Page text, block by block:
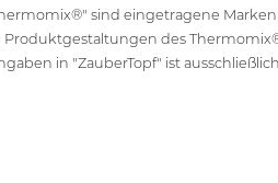
sind eingetragene
Produktgestaltungen des
in "ZauberTopf" ist